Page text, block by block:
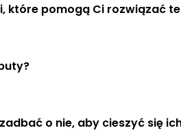
które pomogą Ci rozwiązać
o nie, aby cieszyć się